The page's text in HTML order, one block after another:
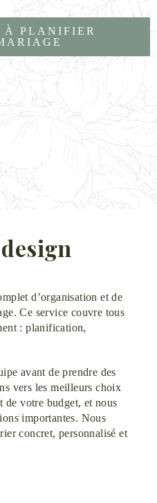
À PLANIFIER
d’organisation et de
Ce service couvre tous
: planification,
avant de prendre des
vers les meilleurs choix
de votre budget, et nous
importantes. Nous
concret, personnalisé et